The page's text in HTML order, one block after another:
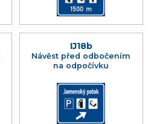
IJ18b
Návěst před odbočením
na odpočívku